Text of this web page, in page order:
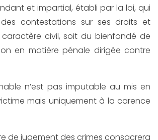
et impartial, établi par la loi, qui
contestations sur ses droits et
civil, soit du bienfondé de
en matière pénale dirigée contre
n’est pas imputable au mis en
mais uniquement à la carence
de jugement des crimes consacrera